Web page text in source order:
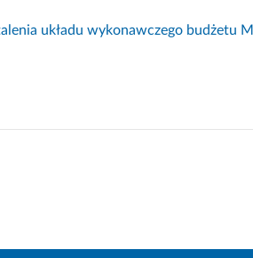
układu wykonawczego budżetu